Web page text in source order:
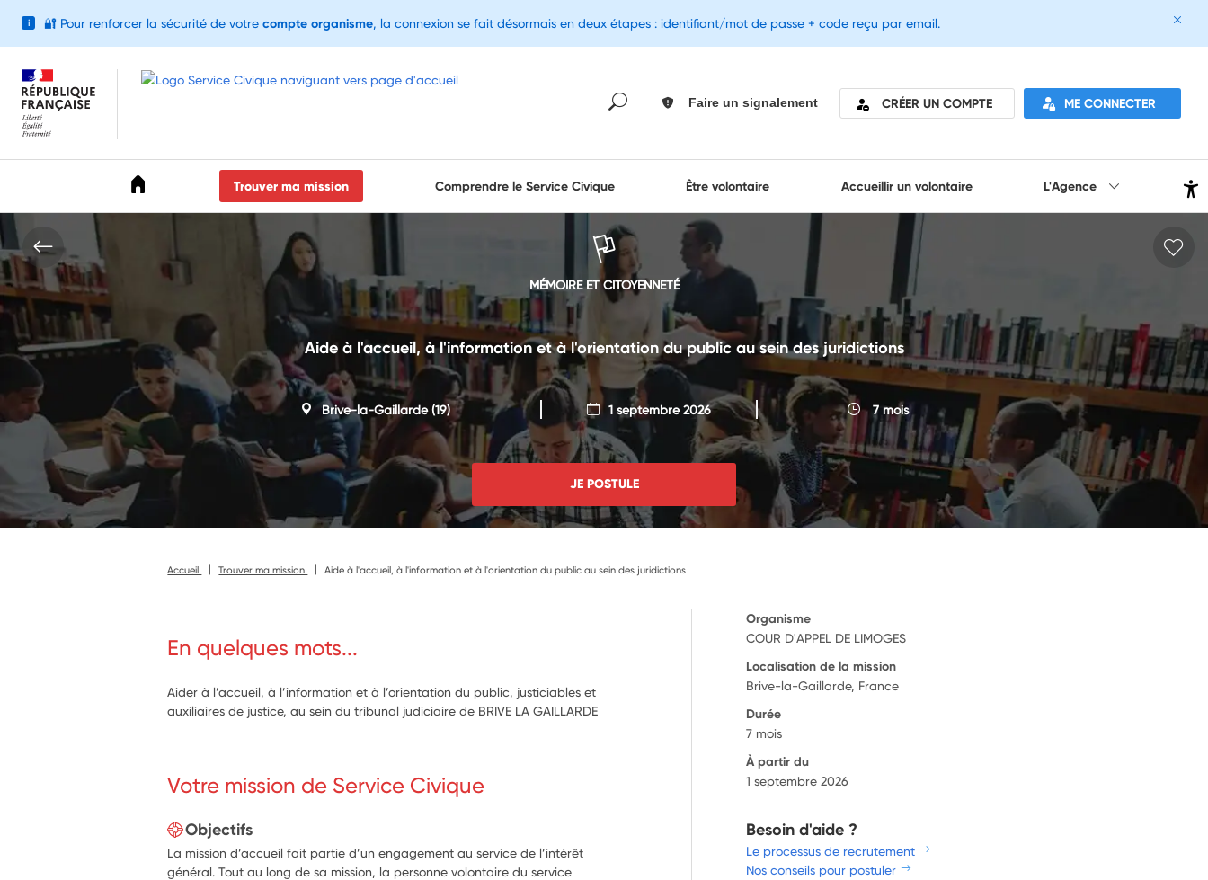
Faire un signalement CRÉER UN COMPTE ME CONNECTER
Trouver ma mission Comprendre le Service Civique Être volontaire Accueillir un volontaire L'Agence
MÉMOIRE ET CITOYENNETÉ
Aide à l'accueil, à l'information et à l'orientation du public au sein des juridictions
Brive-la-Gaillarde(19) 1 septembre 2026 7 mois
JE POSTULE
Accueil Trouver ma mission Aide à l'accueil, à l'information et à l'orientation du public au sein des juridictions
En quelques mots...
Aider à l’accueil, à l’information et à l’orientation du public, justiciables et
auxiliaires de justice, au sein du tribunal judiciaire de BRIVE LA GAILLARDE
Votre mission de Service Civique
Objectifs
La mission d’accueil fait partie d’un engagement au service de l’intérêt
général. Tout au long de sa mission, la personne volontaire du service
Organisme
COUR D'APPEL DE LIMOGES
Localisation de la mission
Brive-la-Gaillarde, France
Durée
7 mois
À partir du
1 septembre 2026
Besoin d'aide ?
Le processus de recrutement
Nos conseils pour postuler
i 🔐 Pour renforcer la sécurité de votre compte organisme, la connexion se fait désormais en deux étapes : identifiant/mot de passe + code reçu par email.